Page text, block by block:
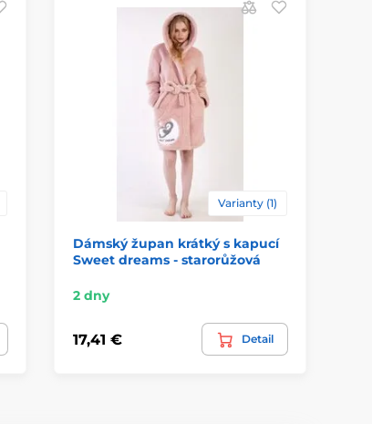
Varianty (1)
Dámský župan krátký s kapucí
Sweet dreams - starorůžová
2 dny
17,41 € Detail